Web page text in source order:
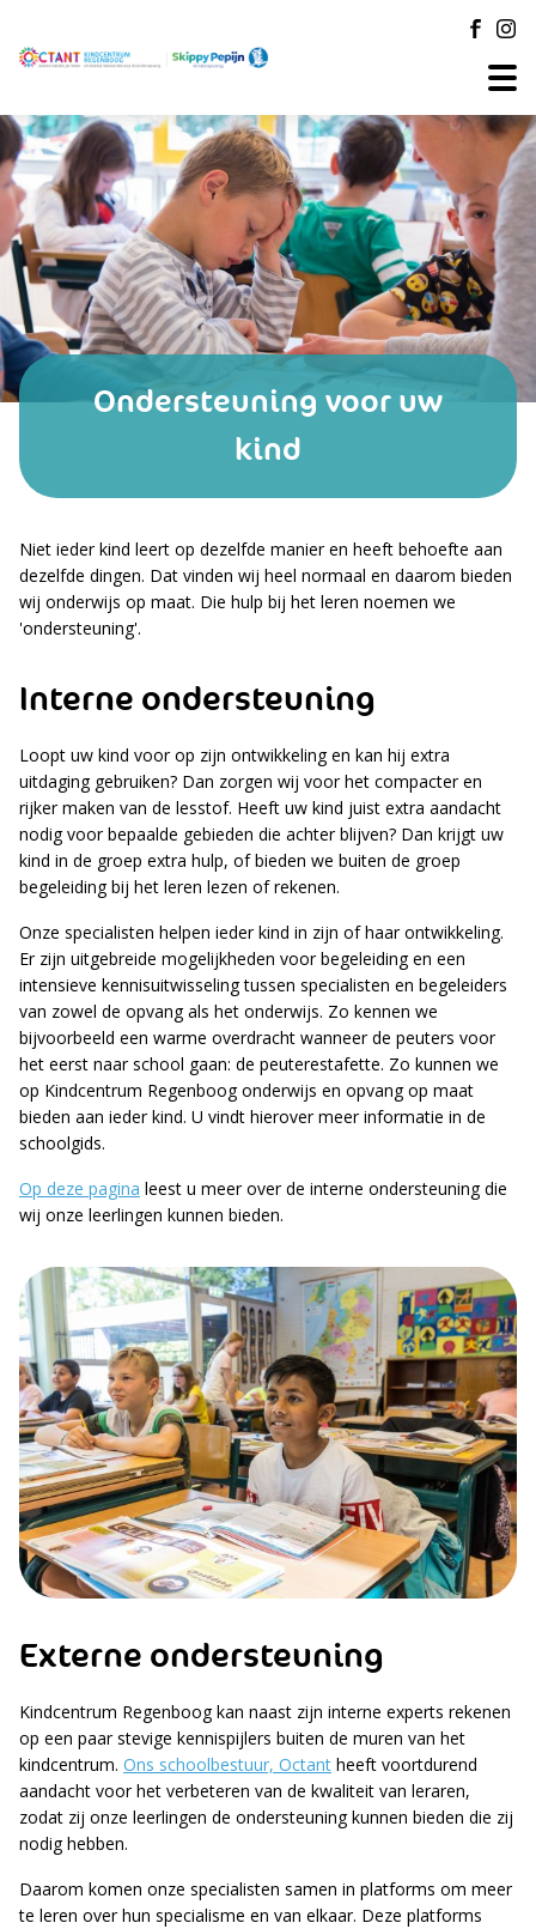
Ondersteuning voor uw
kind
Niet ieder kind leert op dezelfde manier en heeft behoefte aan
dezelfde dingen. Dat vinden wij heel normaal en daarom bieden
wij onderwijs op maat. Die hulp bij het leren noemen we
'ondersteuning'.
Interne ondersteuning
Loopt uw kind voor op zijn ontwikkeling en kan hij extra
uitdaging gebruiken? Dan zorgen wij voor het compacter en
rijker maken van de lesstof. Heeft uw kind juist extra aandacht
nodig voor bepaalde gebieden die achter blijven? Dan krijgt uw
kind in de groep extra hulp, of bieden we buiten de groep
begeleiding bij het leren lezen of rekenen.
Onze specialisten helpen ieder kind in zijn of haar ontwikkeling.
Er zijn uitgebreide mogelijkheden voor begeleiding en een
intensieve kennisuitwisseling tussen specialisten en begeleiders
van zowel de opvang als het onderwijs. Zo kennen we
bijvoorbeeld een warme overdracht wanneer de peuters voor
het eerst naar school gaan: de peuterestafette. Zo kunnen we
op Kindcentrum Regenboog onderwijs en opvang op maat
bieden aan ieder kind. U vindt hierover meer informatie in de
schoolgids.
Op deze pagina leest u meer over de interne ondersteuning die
wij onze leerlingen kunnen bieden.
Externe ondersteuning
Kindcentrum Regenboog kan naast zijn interne experts rekenen
op een paar stevige kennispijlers buiten de muren van het
kindcentrum. Ons schoolbestuur, Octant heeft voortdurend
aandacht voor het verbeteren van de kwaliteit van leraren,
zodat zij onze leerlingen de ondersteuning kunnen bieden die zij
nodig hebben.
Daarom komen onze specialisten samen in platforms om meer
te leren over hun specialisme en van elkaar. Deze platforms